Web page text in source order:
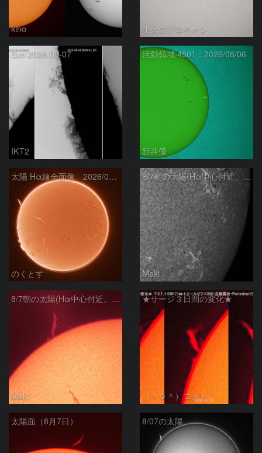
kino 小犬のプロキオン
Sun 2026-08-07
IKT2
活動領域 4501：2026/08/06
新井優
太陽 Hα線全面像 2026/08/07
のくとす
8/7朝の太陽(Hα中心付近、4498、4502付近)
Maki
8/7朝の太陽(Hα中心付近、プロミネンス)
Maki
★サージ３日間の変化★
（＾０＾）コメト
太陽面（8月7日） 8/07の太陽